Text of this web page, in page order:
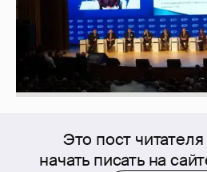
Это пост
начать писать на